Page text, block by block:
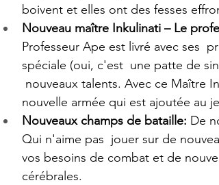
boivent et elles ont des fesses
Nouveau maître Inkulinati – Le
Professeur Ape est livré avec ses
spéciale (oui, c'est  une patte de
nouveaux talents. Avec ce Maître
nouvelle armée qui est ajoutée au
Nouveaux champs de bataille: De
Qui n'aime pas  jouer sur de
vos besoins de combat et de
cérébrales.